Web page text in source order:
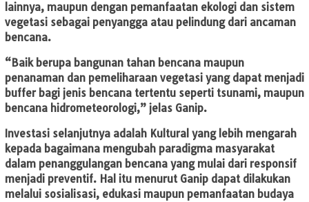
lainnya, maupun dengan pemanfaatan ekologi dan sistem
vegetasi sebagai penyangga atau pelindung dari ancaman
bencana.
“Baik berupa bangunan tahan bencana maupun
penanaman dan pemeliharaan vegetasi yang dapat menjadi
buffer bagi jenis bencana tertentu seperti tsunami, maupun
bencana hidrometeorologi,” jelas Ganip.
Investasi selanjutnya adalah Kultural yang lebih mengarah
kepada bagaimana mengubah paradigma masyarakat
dalam penanggulangan bencana yang mulai dari responsif
menjadi preventif. Hal itu menurut Ganip dapat dilakukan
melalui sosialisasi, edukasi maupun pemanfaatan budaya